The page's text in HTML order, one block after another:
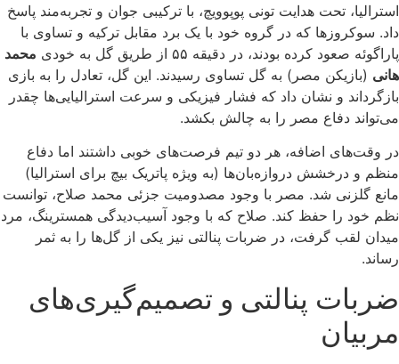
استرالیا، تحت هدایت تونی پوپوویچ، با ترکیبی جوان و تجربه‌مند پاسخ
داد. سوکروزها که در گروه خود با یک برد مقابل ترکیه و تساوی با
پاراگوئه صعود کرده بودند، در دقیقه ۵۵ از طریق گل به خودی
محمد
هانی (بازیکن مصر) به گل تساوی رسیدند. این گل، تعادل را به بازی
بازگرداند و نشان داد که فشار فیزیکی و سرعت استرالیایی‌ها چقدر
می‌تواند دفاع مصر را به چالش بکشد.
در وقت‌های اضافه، هر دو تیم فرصت‌های خوبی داشتند اما دفاع
منظم و درخشش دروازه‌بان‌ها (به ویژه پاتریک بیچ برای استرالیا)
مانع گلزنی شد. مصر با وجود مصدومیت جزئی محمد صلاح، توانست
نظم خود را حفظ کند. صلاح که با وجود آسیب‌دیدگی همسترینگ، مرد
میدان لقب گرفت، در ضربات پنالتی نیز یکی از گل‌ها را به ثمر
رساند.
ضربات پنالتی و تصمیم‌گیری‌های
مربیان